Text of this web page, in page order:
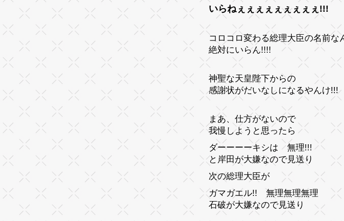
いらねぇぇぇぇぇぇぇぇぇ!!!
コロコロ変わる総理大臣の名前な
絶対にいらん!!!!
神聖な天皇陛下からの
感謝状がだいなしになるやんけ!!!
まあ、仕方がないので
我慢しようと思ったら
ダーーーーキシは 無理!!!
と岸田が大嫌なので見送り
次の総理大臣が
ガマガエル!! 無理無理無理
石破が大嫌なので見送り